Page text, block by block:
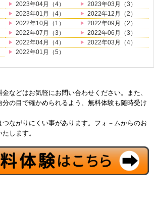
2023年04月（4）
2023年03月（3）
2023年01月（4）
2022年12月（2）
2022年10月（1）
2022年09月（2）
2022年07月（3）
2022年06月（3）
2022年04月（4）
2022年03月（4）
2022年01月（5）
などはお気軽にお問い合わせください。また、
の目で確かめられるよう、無料体験も随時受け
ながりにくい事があります。フォ－ムからのお
します。